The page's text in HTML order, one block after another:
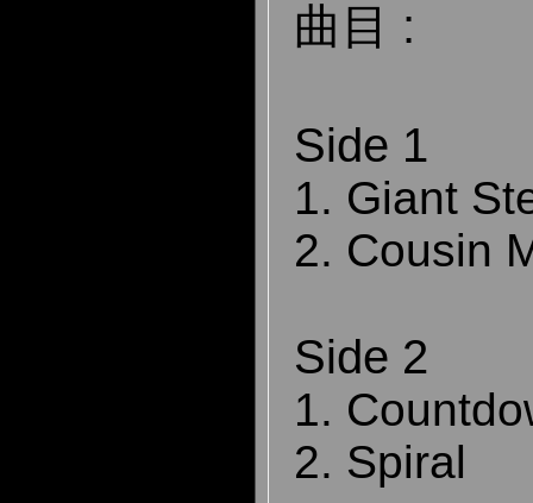
曲目 :
Side 1
1. Giant
2. Cousin
Side 2
1.
2. Spiral